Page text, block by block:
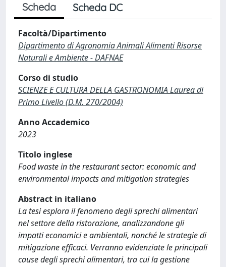
Scheda Scheda DC
Facoltà/Dipartimento
Dipartimento di Agronomia Animali Alimenti Risorse
Naturali e Ambiente - DAFNAE
Corso di studio
SCIENZE E CULTURA DELLA GASTRONOMIA Laurea di
Primo Livello (D.M. 270/2004)
Anno Accademico
2023
Titolo inglese
Food waste in the restaurant sector: economic and
environmental impacts and mitigation strategies
Abstract in italiano
La tesi esplora il fenomeno degli sprechi alimentari
nel settore della ristorazione, analizzandone gli
impatti economici e ambientali, nonché le strategie di
mitigazione efficaci. Verranno evidenziate le principali
cause degli sprechi alimentari, tra cui la gestione